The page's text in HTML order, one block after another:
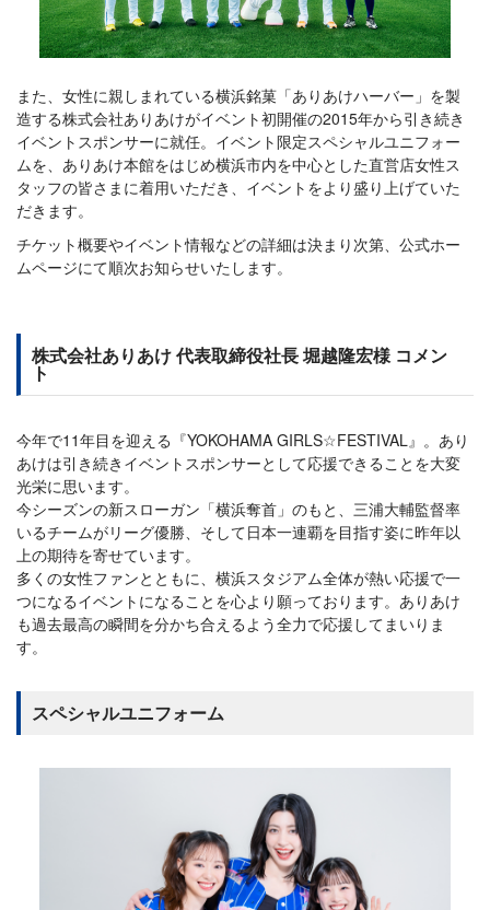
また、女性に親しまれている横浜銘菓「ありあけハーバー」を製
造する株式会社ありあけがイベント初開催の2015年から引き続き
イベントスポンサーに就任。イベント限定スペシャルユニフォー
ムを、ありあけ本館をはじめ横浜市内を中心とした直営店女性ス
タッフの皆さまに着用いただき、イベントをより盛り上げていた
だきます。
チケット概要やイベント情報などの詳細は決まり次第、公式ホー
ムページにて順次お知らせいたします。
株式会社ありあけ 代表取締役社長 堀越隆宏様 コメン
ト
今年で11年目を迎える『YOKOHAMA GIRLS☆FESTIVAL』。あり
あけは引き続きイベントスポンサーとして応援できることを大変
光栄に思います。
今シーズンの新スローガン「横浜奪首」のもと、三浦大輔監督率
いるチームがリーグ優勝、そして日本一連覇を目指す姿に昨年以
上の期待を寄せています。
多くの女性ファンとともに、横浜スタジアム全体が熱い応援で一
つになるイベントになることを心より願っております。ありあけ
も過去最高の瞬間を分かち合えるよう全力で応援してまいりま
す。
スペシャルユニフォーム